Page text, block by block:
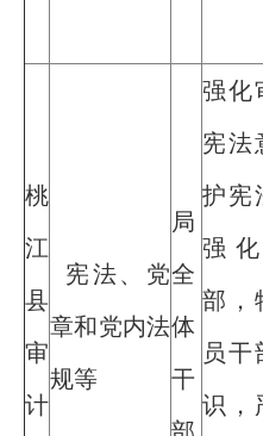
桃
江
县
审
计
宪法、党
章和党内法
规等
局
全
体
干
强化
宪法
护宪
强
部，
员干
识，